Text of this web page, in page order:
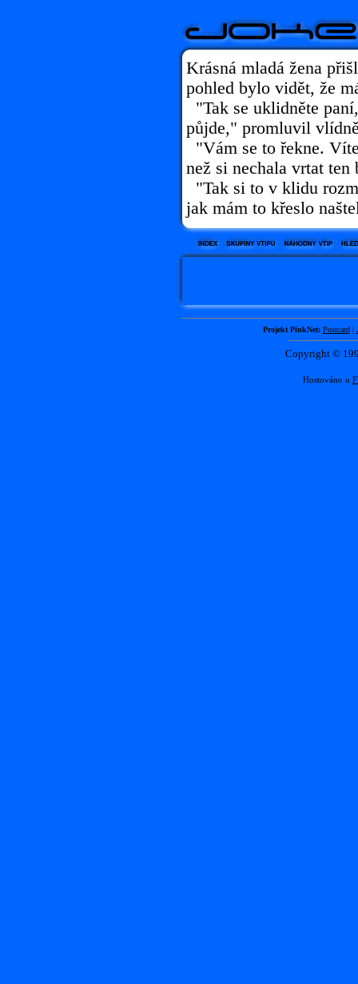
Krásná mladá žena
pohled bylo vidět, že
"Tak se uklidněte
půjde," promluvil
"Vám se to řekne.
než si nechala vrtat ten
"Tak si to v klidu
jak mám to křeslo
Projekt PinkNet: Postcard|
Copyright ©
Hostováno u